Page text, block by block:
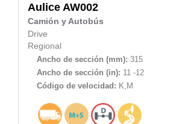
Aulice AW002
Camión y Autobús
Drive
Regional
Ancho de sección (mm): 315
Ancho de sección (in): 11 -12
Código de velocidad: K,M